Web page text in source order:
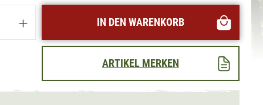
Gib den gewünschten Wert ein
IN DEN WARENKORB
ARTIKEL MERKEN